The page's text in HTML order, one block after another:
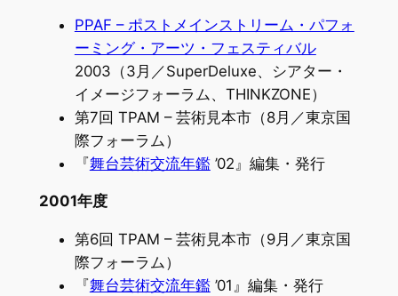
PPAF – ポストメインストリーム・パフォ
ーミング・アーツ・フェスティバル
2003（3月／SuperDeluxe、シアター・
イメージフォーラム、THINKZONE）
第7回 TPAM – 芸術見本市（8月／東京国
際フォーラム）
『舞台芸術交流年鑑’02』編集・発行
2001年度
第6回 TPAM – 芸術見本市（9月／東京国
際フォーラム）
『舞台芸術交流年鑑’01』編集・発行